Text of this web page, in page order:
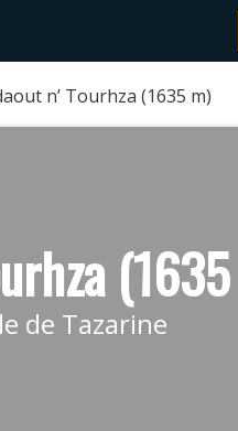
n’ Tourhza (1635 m)
de Tazarine